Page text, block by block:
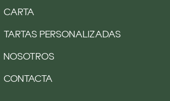
CARTA
TARTAS PERSONALIZADAS
NOSOTROS
CONTACTA